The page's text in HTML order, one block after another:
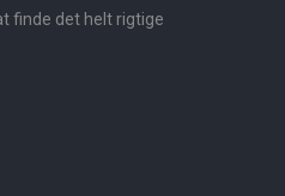
finde det helt rigtige